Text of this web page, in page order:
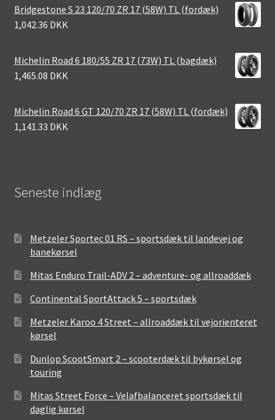
Bridgestone S 23 120/70 ZR 17 (58W) TL (fordæk)
1,042.36 DKK
Michelin Road 6 180/55 ZR 17 (73W) TL (bagdæk)
1,465.08 DKK
Michelin Road 6 GT 120/70 ZR 17 (58W) TL (fordæk)
1,141.33 DKK
Seneste indlæg
Metzeler Sportec 01 RS – sportsdæk til landevej og
banekørsel
Mitas Enduro Trail-ADV 2 – adventure- og allroaddæk
Continental SportAttack 5 – sportsdæk
Metzeler Karoo 4 Street – allroaddæk til vejorienteret
kørsel
Dunlop ScootSmart 2 – scooterdæk til bykørsel og
touring
Mitas Street Force – Velafbalanceret sportsdæk til
daglig kørsel